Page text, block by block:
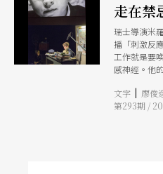
走在禁
瑞士導演米
播「刺激反
工作就是要
感神經。他
小品》找來
童案，靈感
文字 | 廖俊
第293期 /